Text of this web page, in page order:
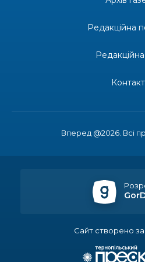
Одна з найяскравіших
професійним святом
спецрахунки
Іпотеку для ВПО
Перемога бахмутян на
легкоатлетичних
Вперед @2026. Всі
Редакційна
Редакційна
Сайт створено за